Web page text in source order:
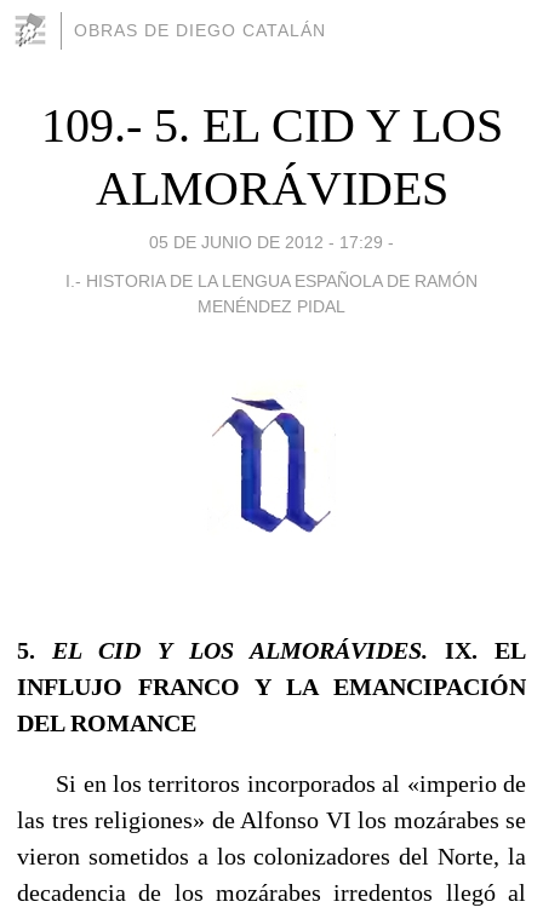
OBRAS DE DIEGO CATALÁN
109.- 5. EL CID Y LOS
ALMORÁVIDES
05 DE JUNIO DE 2012 - 17:29 -
I.- HISTORIA DE LA LENGUA ESPAÑOLA DE RAMÓN
MENÉNDEZ PIDAL
5. EL CID Y LOS ALMORÁVIDES. IX. EL
INFLUJO FRANCO Y LA EMANCIPACIÓN
DEL ROMANCE
Si en los territoros incorporados al «imperio de
las tres religiones» de Alfonso VI los mozárabes se
vieron someti­dos a los colonizadores del Norte, la
decadencia de los mozárabes irredentos llegó al